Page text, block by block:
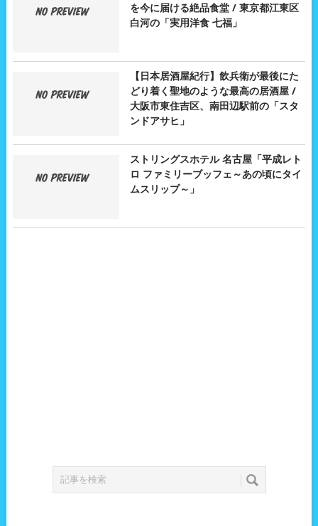
を今に届ける絶品食堂 / 東京都江東区
白河の「実用洋食 七福」
【日本居酒屋紀行】飲兵衛が最後にた
どり着く聖地のような最高の居酒屋 /
大阪市東住吉区、南田辺駅前の「スタ
ンドアサヒ」
ストリングスホテル 名古屋「平成レト
ロ ファミリーブッフェ～あの頃にタイ
ムスリップ～」